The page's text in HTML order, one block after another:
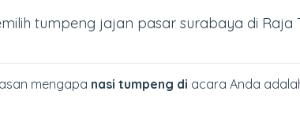
tumpeng jajan pasar surabaya di Raja
mengapa nasi tumpeng di acara Anda